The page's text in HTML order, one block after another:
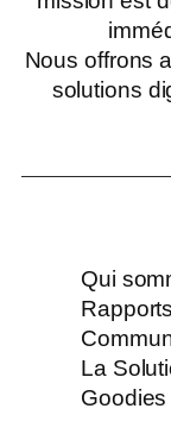
Nous offrons
solutions
Qui
Rapports
La
Goodies